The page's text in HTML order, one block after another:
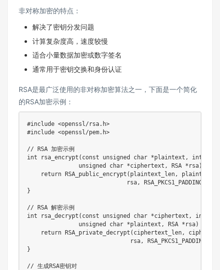
非对称加密的特点：
解决了密钥分发问题
计算复杂度高，速度较慢
适合小量数据加密或数字签名
通常用于密钥交换和身份认证
RSA是最广泛使用的非对称加密算法之一，下面是一个简化
的RSA加密示例：
#include <openssl/rsa.h>
#include <openssl/pem.h>
// RSA 加密示例
int
rsa_encrypt ( const unsigned char *plaintext , int
unsigned
char *ciphertext , RSA * rsa)
return RSA_public_encrypt ( plaintext_len , plaintext
                             rsa
, RSA_PKCS1_PADDING
}
// RSA 解密示例
int
rsa_decrypt ( const unsigned char *ciphertext , int
unsigned
char *plaintext , RSA * rsa)
return RSA_private_decrypt ( ciphertext_len ,
                              rsa
, RSA_PKCS1_PADDING
}
// 生成RSA密钥对